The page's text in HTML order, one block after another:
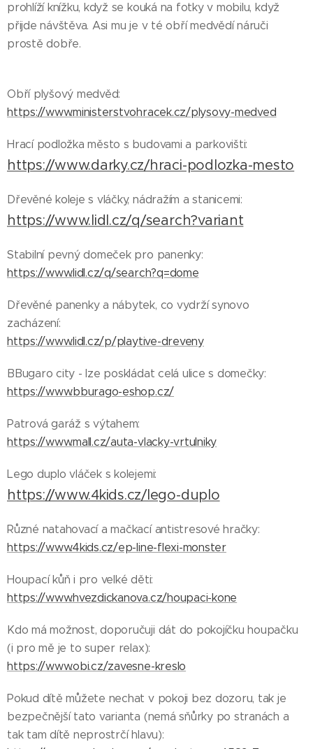
prohlíží knížku, když se kouká na fotky v mobilu, když
přijde návštěva. Asi mu je v té obří medvědí náruči
prostě dobře.
Obří plyšový medvěd:
https://www.ministerstvohracek.cz/plysovy-medved
Hrací podložka město s budovami a parkovišti:
https://www.darky.cz/hraci-podlozka-mesto
Dřevěné koleje s vláčky, nádražím a stanicemi:
https://www.lidl.cz/q/search?variant
Stabilní pevný domeček pro panenky:
https://www.lidl.cz/q/search?q=dome
Dřevěné panenky a nábytek, co vydrží synovo
zacházení:
https://www.lidl.cz/p/playtive-dreveny
BBugaro city - lze poskládat celá ulice s domečky:
https://www.bburago-eshop.cz/
Patrová garáž s výtahem:
https://www.mall.cz/auta-vlacky-vrtulniky
Lego duplo vláček s kolejemi:
https://www.4kids.cz/lego-duplo
Různé natahovací a mačkací antistresové hračky:
https://www.4kids.cz/ep-line-flexi-monster
Houpací kůň i pro velké děti:
https://www.hvezdickanova.cz/houpaci-kone
Kdo má možnost, doporučuji dát do pokojíčku houpačku
(i pro mě je to super relax):
https://www.obi.cz/zavesne-kreslo
Pokud dítě můžete nechat v pokoji bez dozoru, tak je
bezpečnější tato varianta (nemá sňůrky po stranách a
tak tam dítě neprostrčí hlavu):